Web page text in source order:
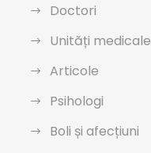
Doctori
Unități medicale
Articole
Psihologi
Boli și afecțiuni